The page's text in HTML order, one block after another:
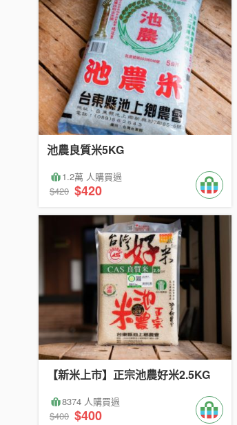
池農良質米5KG
1.2萬 人購買過
$420 $420
【新米上市】正宗池農好米2.5KG
8374 人購買過
$400 $400